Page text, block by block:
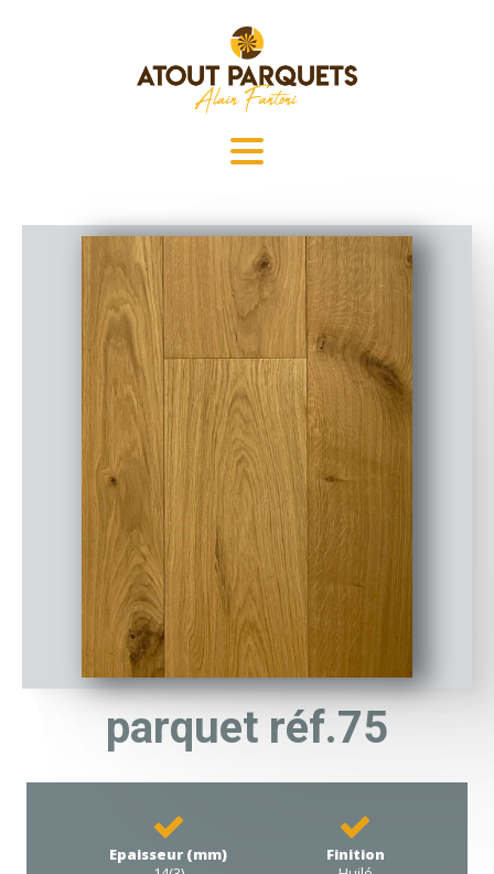
parquet réf.75
Epaisseur (mm)
Finition